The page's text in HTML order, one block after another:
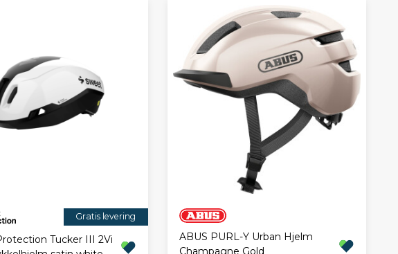
Gratis levering
Tucker III 2Vi
ABUS PURL-Y Urban Hjelm
Champagne Gold